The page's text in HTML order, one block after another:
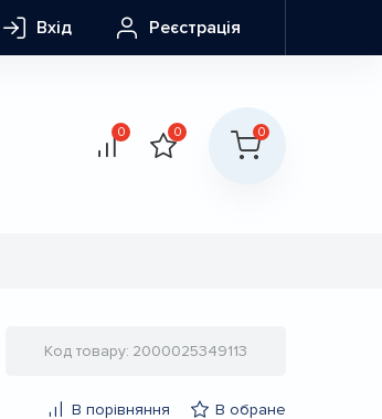
Вхід Реєстрація
0 0 0
Код товару 2000025349113
В порівняння В обране